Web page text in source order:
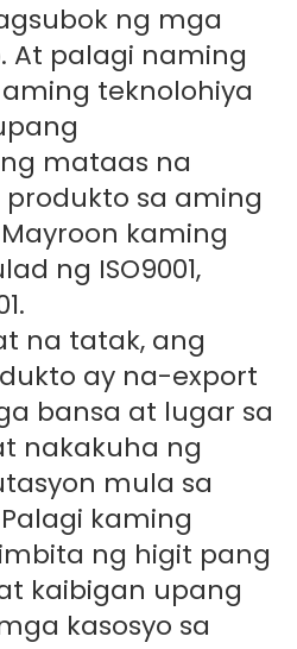
ng mga
At palagi naming
teknolohiya
mataas na
sa aming
kaming
ng ISO9001,
na tatak, ang
ay na-export
bansa at lugar sa
nakakuha ng
mula sa
kaming
ng higit pang
kaibigan upang
kasosyo sa